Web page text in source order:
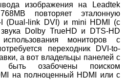
изображения на Leadtek
повторяет эталонную
(Dual-link DVI) и mini HDMI (с
Dolby TrueHD и DTS-HD
мониторов с
переходник DVI-to-
а вот владельцы панелей с
быть озабочены поиском
на полноценный HDMI или с